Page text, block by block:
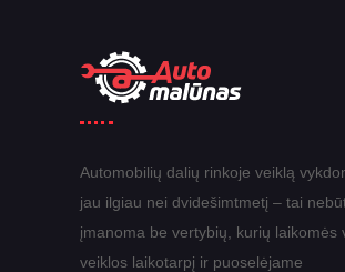
Automobilių dalių rinkoje veiklą
jau ilgiau nei dvidešimtmetį – tai
įmanoma be vertybių, kurių laikomės
veiklos laikotarpį ir puoselėjame